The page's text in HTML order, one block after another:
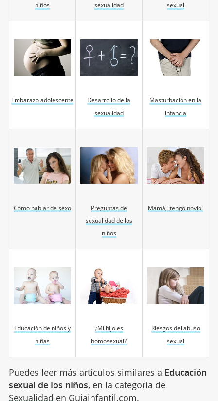
niños
sexualidad
sexual
Embarazo adolescente
Desarrollo de la
sexualidad
Masturbación en la
infancia
Cómo hablar de sexo
Preguntas de
sexualidad de los
niños
Mamá, ¡tengo novio!
Educación de niños y
niñas
¿Mi hijo es
homosexual?
Riesgos del abuso
sexual
Puedes leer más artículos similares a Educación
sexual de los niños, en la categoría de
Sexualidad en Guiainfantil.com.